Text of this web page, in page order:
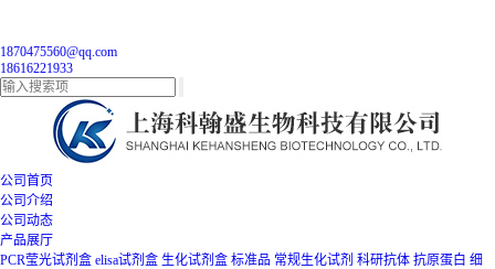
1870475560@qq.com
18616221933
公司首页
公司介绍
公司动态
产品展厅
PCR莹光试剂盒 elisa试剂盒 生化试剂盒 标准品 常规生化试剂 科研抗体 抗原蛋白 细